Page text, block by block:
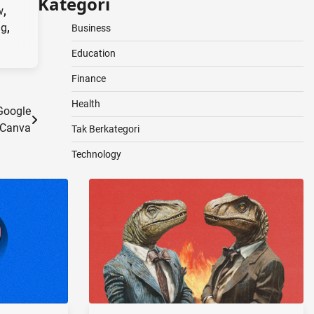
,
, Business
Education
Finance
Health
Tak Berkategori
Technology